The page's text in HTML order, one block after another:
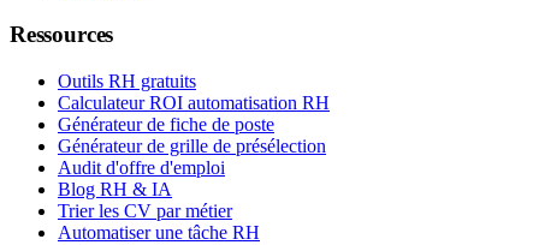
Ressources
Outils RH gratuits
Calculateur ROI automatisation RH
Générateur de fiche de poste
Générateur de grille de présélection
Audit d'offre d'emploi
Blog RH & IA
Trier les CV par métier
Automatiser une tâche RH